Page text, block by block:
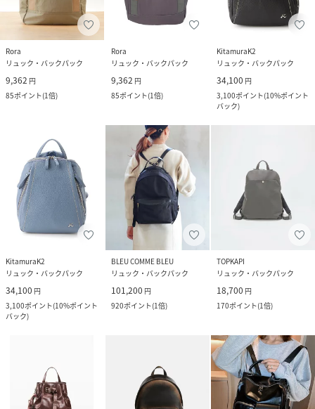
Rora
リュック・バックパック
9,362 円
85ポイント(1倍)
Rora
リュック・バックパック
9,362 円
85ポイント(1倍)
KitamuraK2
リュック・バックパック
34,100 円
3,100ポイント(10%ポイント
バック)
KitamuraK2
リュック・バックパック
34,100 円
3,100ポイント(10%ポイント
バック)
BLEU COMME BLEU
リュック・バックパック
101,200 円
920ポイント(1倍)
TOPKAPI
リュック・バックパック
18,700 円
170ポイント(1倍)